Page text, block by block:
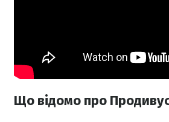
Що відомо про